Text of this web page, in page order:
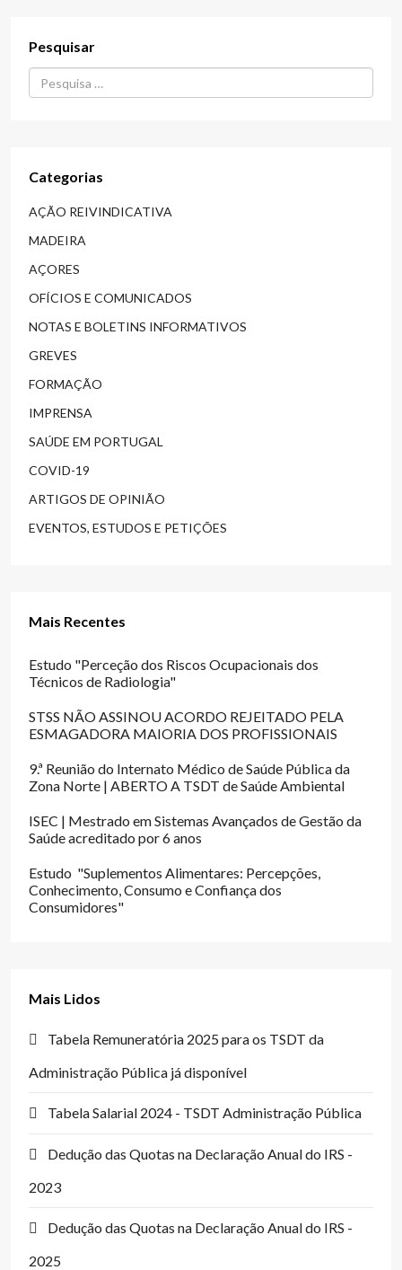
Pesquisar
Procurar...
Categorias
AÇÃO REIVINDICATIVA
MADEIRA
AÇORES
OFÍCIOS E COMUNICADOS
NOTAS E BOLETINS INFORMATIVOS
GREVES
FORMAÇÃO
IMPRENSA
SAÚDE EM PORTUGAL
COVID-19
ARTIGOS DE OPINIÃO
EVENTOS, ESTUDOS E PETIÇÕES
Mais Recentes
Estudo "Perceção dos Riscos Ocupacionais dos
Técnicos de Radiologia"
STSS NÃO ASSINOU ACORDO REJEITADO PELA
ESMAGADORA MAIORIA DOS PROFISSIONAIS
9.ª Reunião do Internato Médico de Saúde Pública da
Zona Norte | ABERTO A TSDT de Saúde Ambiental
ISEC | Mestrado em Sistemas Avançados de Gestão da
Saúde acreditado por 6 anos
Estudo "Suplementos Alimentares: Percepções,
Conhecimento, Consumo e Confiança dos
Consumidores"
Mais Lidos
Tabela Remuneratória 2025 para os TSDT da
Administração Pública já disponível
Tabela Salarial 2024 - TSDT Administração Pública
Dedução das Quotas na Declaração Anual do IRS -
2023
Dedução das Quotas na Declaração Anual do IRS -
2025